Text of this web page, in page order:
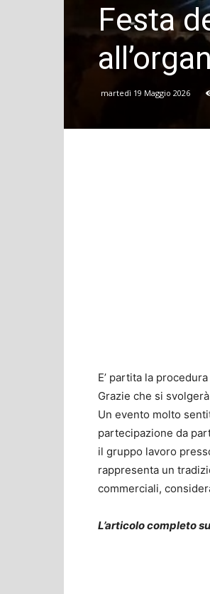
Festa
martedì 19 Maggio 2026
E’ partita la
Grazie che si
Un evento molto
partecipazione da
il gruppo lavoro
rappresenta un
commerciali,
L’articolo completo